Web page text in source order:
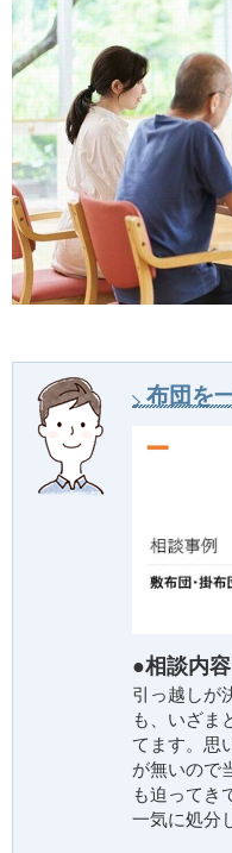
布団を
●相談内容
引っ越しが
も、いざま
てます。思
が無いので
も迫ってき
一気に処分